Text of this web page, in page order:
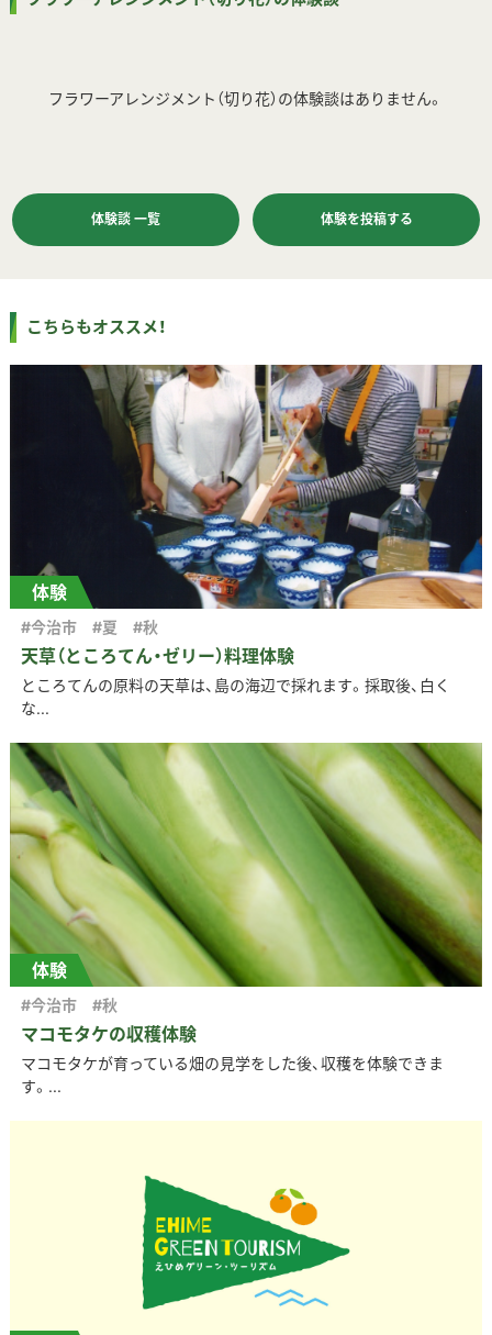
フラワーアレンジメント（切り花）の体験談はありません。
体験談 一覧 体験を投稿する
こちらもオススメ！
体験
天草（ところてん・ゼリー）料理体験
#今治市 #夏 #秋
ところてんの原料の天草は、島の海辺で採れます。採取後、白く
な...
体験
マコモタケの収穫体験
#今治市 #秋
マコモタケが育っている畑の見学をした後、収穫を体験できま
す。...